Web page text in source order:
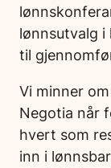
lønnsutvalg
til
Vi minner
Negotia når
hvert som
inn i